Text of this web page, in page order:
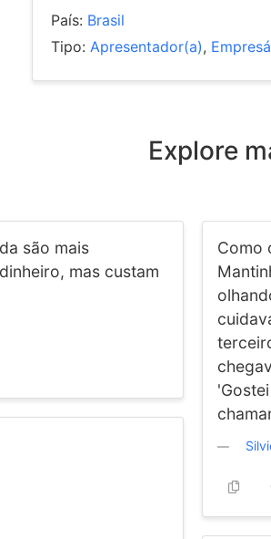
País: Brasil
Tipo: Apresentador(a),
Explore
são mais
mas custam
Como